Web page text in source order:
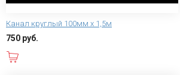
Канал круглый 100мм х 1,5м
750 руб.